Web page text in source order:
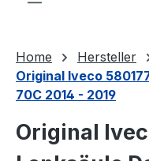
Home Hersteller
Original Iveco
70C 2014 - 2019
Original